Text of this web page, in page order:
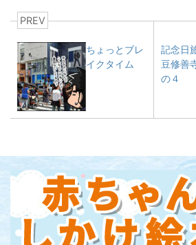
PREV
ちょっとブレ
イクタイム
記念日
豆修善
の４